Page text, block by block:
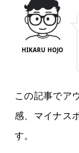
HIKARU HOJO
この記事でア
感、マイナス
す。